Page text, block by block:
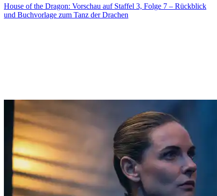
House of the Dragon: Vorschau auf Staffel 3, Folge 7 – Rückblick
und Buchvorlage zum Tanz der Drachen